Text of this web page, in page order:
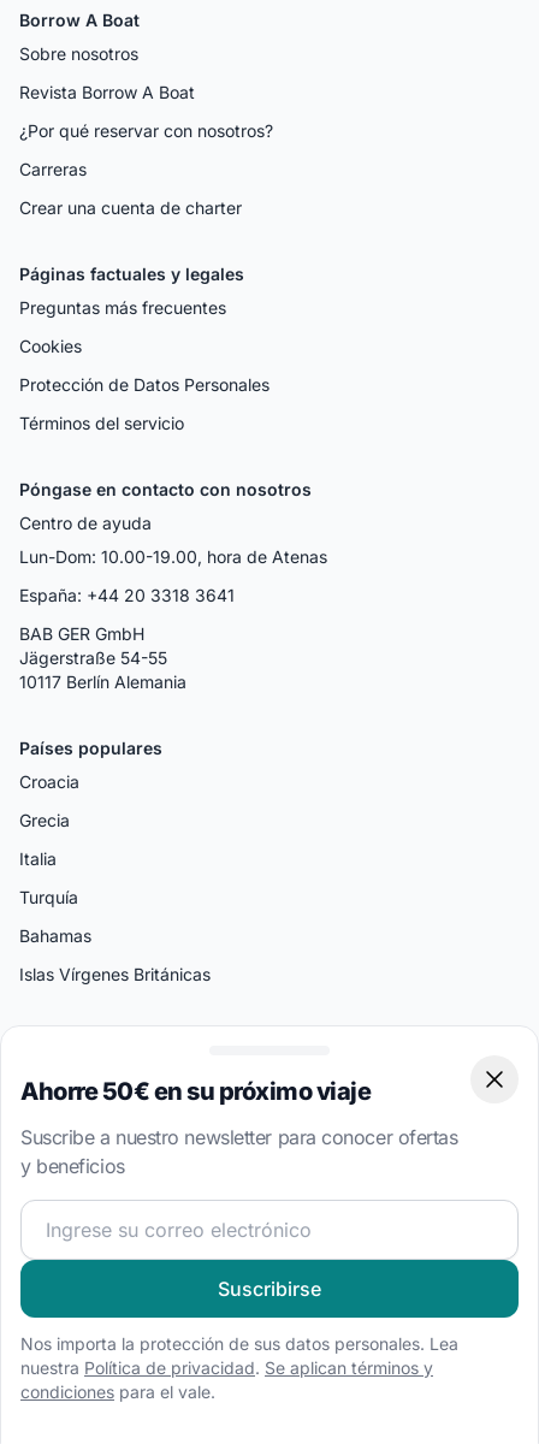
Borrow A Boat
Sobre nosotros
Revista Borrow A Boat
¿Por qué reservar con nosotros?
Carreras
Crear una cuenta de charter
Páginas factuales y legales
Preguntas más frecuentes
Cookies
Protección de Datos Personales
Términos del servicio
Póngase en contacto con nosotros
Centro de ayuda
Lun-Dom: 10.00-19.00, hora de Atenas
España: +44 20 3318 3641
BAB GER GmbH
Jägerstraße 54-55
10117 Berlín Alemania
Países populares
Croacia
Grecia
Italia
Turquía
Bahamas
Islas Vírgenes Británicas
Amalfi
Miami
Bodrum
Tipos de Barcos
Alquiler de barco a motor
Alquiler de velero
Ahorre 50€ en su próximo viaje
Suscribe a nuestro newsletter para conocer ofertas
y beneficios
¡Únete a nuestra comunidad náutica y recibe contenido
Suscribirse
Nos importa la protección de sus datos personales. Lea
nuestra Política de privacidad. Se aplican términos y
condiciones para el vale.